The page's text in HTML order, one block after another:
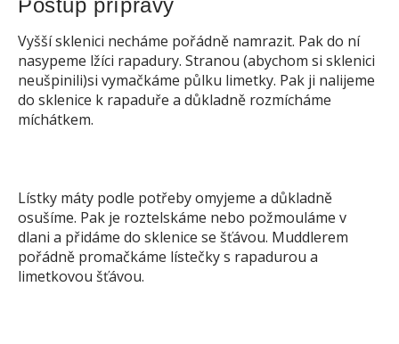
Postup přípravy
Vyšší sklenici necháme pořádně namrazit. Pak do ní
nasypeme lžíci rapadury. Stranou (abychom si sklenici
neušpinili)si vymačkáme půlku limetky. Pak ji nalijeme
do sklenice k rapaduře a důkladně rozmícháme
míchátkem.
Lístky máty podle potřeby omyjeme a důkladně
osušíme. Pak je roztelskáme nebo požmouláme v
dlani a přidáme do sklenice se šťávou. Muddlerem
pořádně promačkáme lístečky s rapadurou a
limetkovou šťávou.